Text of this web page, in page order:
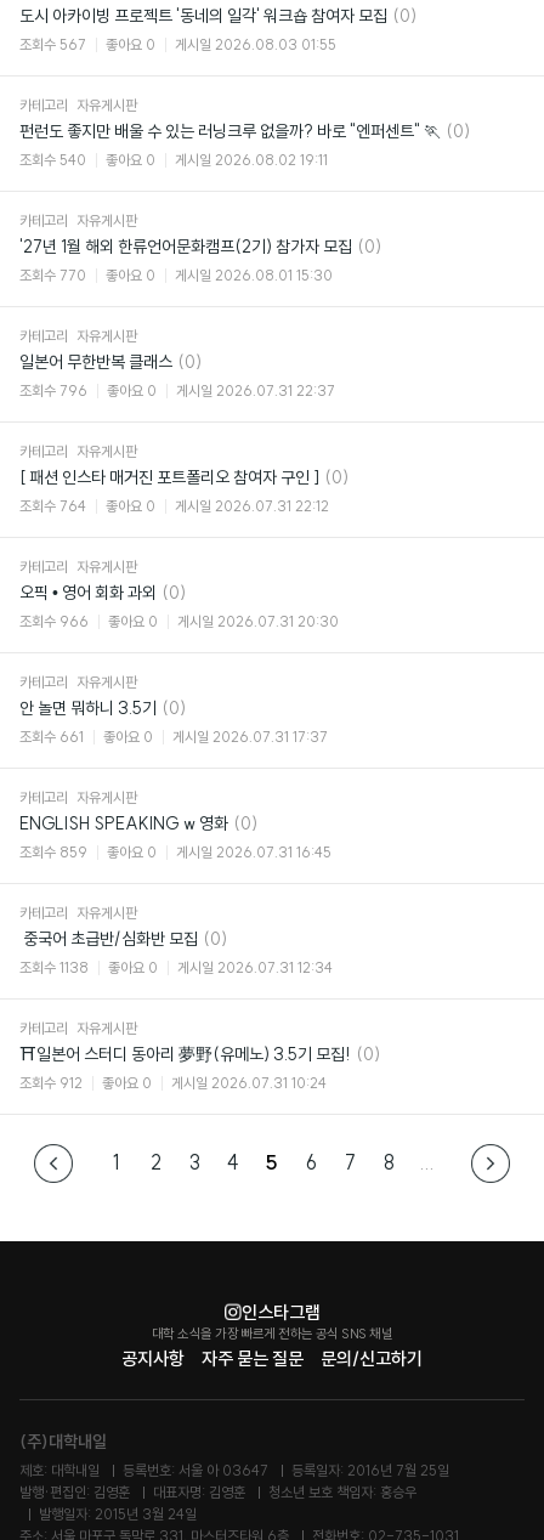
도시 아카이빙 프로젝트 '동네의 일각' 워크숍 참여자 모집 댓
(0)
조회수 567 좋아요 0 게시일 2026.08.03 01:55
카테고리 자유게시판
펀런도 좋지만 배울 수 있는 러닝크루 없을까? 바로 "엔퍼센트" 🏃 댓
(0)
조회수 540 좋아요 0 게시일 2026.08.02 19:11
카테고리 자유게시판
'27년 1월 해외 한류언어문화캠프(2기) 참가자 모집 댓
(0)
조회수 770 좋아요 0 게시일 2026.08.01 15:30
카테고리 자유게시판
일본어 무한반복 클래스 댓
글
(0)
조회수 796 좋아요 0 게시일 2026.07.31 22:37
카테고리 자유게시판
[ 패션 인스타 매거진 포트폴리오 참여자 구인 ] 댓
글
(0)
조회수 764 좋아요 0 게시일 2026.07.31 22:12
카테고리 자유게시판
오픽 • 영어 회화 과외 댓
(0)
조회수 966 좋아요 0 게시일 2026.07.31 20:30
카테고리 자유게시판
안 놀면 뭐하니 3.5기 댓
글
(0)
조회수 661 좋아요 0 게시일 2026.07.31 17:37
카테고리 자유게시판
ENGLISH SPEAKING w 영화 댓
글
(0)
조회수 859 좋아요 0 게시일 2026.07.31 16:45
카테고리 자유게시판
​ 중국어 초급반/심화반 모집 댓
글
(0)
조회수 1138 좋아요 0 게시일 2026.07.31 12:34
카테고리 자유게시판
⛩일본어 스터디 동아리 夢野(유메노) 3.5기 모집! 댓
(0)
조회수 912 좋아요 0 게시일 2026.07.31 10:24
1 2 3 4 5 6 7 8 ...
공지사항 자주 묻는 질문 문의/신고하기
인스타그램
대학 소식을 가장 빠르게 전하는 공식 SNS 채널
(주)대학내일
제호: 대학내일 등록번호: 서울 아 03647
등록일자: 2016년 7월 25일
발행·편집인: 김영훈
대표자명: 김영훈
청소년 보호 책임자: 홍승우
발행일자: 2015년 3월 24일
주소: 서울 마포구 독막로 331, 마스터즈타워 6층
전화번호: 02-735-1031